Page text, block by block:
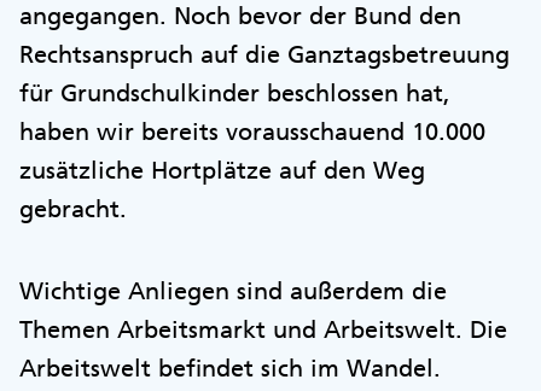
angegangen. Noch bevor der Bund den
Rechtsanspruch auf die Ganztagsbetreuung
für Grundschulkinder beschlossen hat,
haben wir bereits vorausschauend 10.000
zusätzliche Hortplätze auf den Weg
gebracht.
Wichtige Anliegen sind außerdem die
Themen Arbeitsmarkt und Arbeitswelt. Die
Arbeitswelt befindet sich im Wandel.